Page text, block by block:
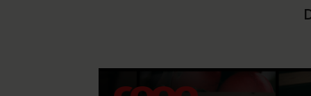
(22)
Mad & Mennesker